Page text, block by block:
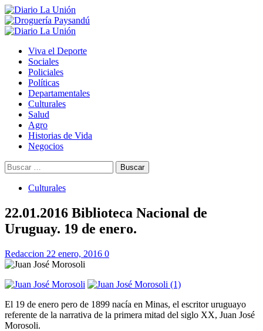
Saltar
al
contenido
Menú
Viva el Deporte
Sociales
Policiales
Políticas
Departamentales
Culturales
Salud
Agro
Historias de Vida
Negocios
Buscar:
Culturales
22.01.2016 Biblioteca Nacional de
Uruguay. 19 de enero.
Redaccion 22 enero, 2016 0
El 19 de enero pero de 1899 nacía en Minas, el escritor uruguayo
referente de la narrativa de la primera mitad del siglo XX, Juan José
‪Morosoli‬.